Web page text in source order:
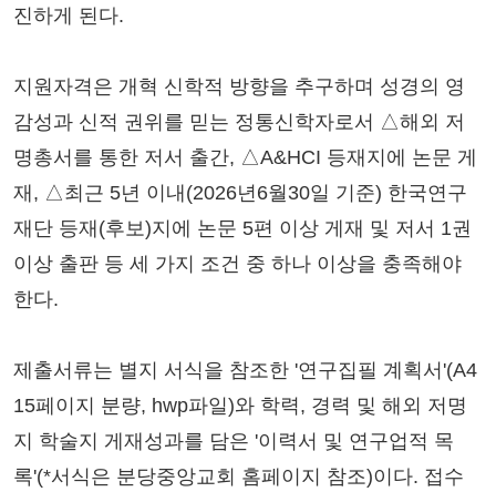
진하게 된다.
지원자격은 개혁 신학적 방향을 추구하며 성경의 영
감성과 신적 권위를 믿는 정통신학자로서 △해외 저
명총서를 통한 저서 출간, △A&HCI 등재지에 논문 게
재, △최근 5년 이내(2026년6월30일 기준) 한국연구
재단 등재(후보)지에 논문 5편 이상 게재 및 저서 1권
이상 출판 등 세 가지 조건 중 하나 이상을 충족해야
한다.
제출서류는 별지 서식을 참조한 '연구집필 계획서'(A4
15페이지 분량, hwp파일)와 학력, 경력 및 해외 저명
지 학술지 게재성과를 담은 '이력서 및 연구업적 목
록'(*서식은 분당중앙교회 홈페이지 참조)이다. 접수